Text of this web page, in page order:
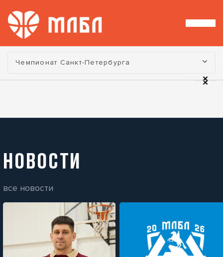
Турнир:
Чемпионат Санкт-Петербурга
НОВОСТИ
все новости